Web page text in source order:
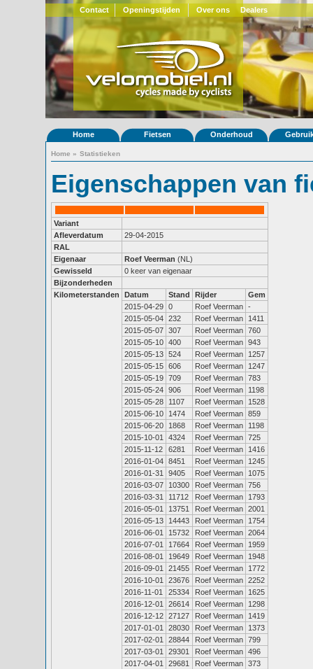
Contact Openingstijden Over ons Dealers
Home Fietsen Onderhoud
Home » Statistieken
Eigenschappen van
Variant
Afleverdatum
29-04-2015
RAL
Eigenaar
Roef Veerman (NL)
Gewisseld
0 keer van eigenaar
Bijzonderheden
Kilometerstanden
Datum Stand Rijder
Gem
2015-04-29 0 Roef Veerman -
2015-05-04 232 Roef Veerman
1411
2015-05-07 307 Roef Veerman 760
2015-05-10 400 Roef Veerman 943
2015-05-13 524 Roef Veerman
1257
2015-05-15 606 Roef Veerman
1247
2015-05-19 709 Roef Veerman 783
2015-05-24 906 Roef Veerman
1198
2015-05-28
1107 Roef Veerman
1528
2015-06-10
1474 Roef Veerman 859
2015-06-20
1868 Roef Veerman
1198
2015-10-01
4324 Roef Veerman 725
2015-11-12
6281 Roef Veerman
1416
2016-01-04 8451 Roef Veerman
1245
2016-01-31
9405 Roef Veerman
1075
2016-03-07
10300 Roef Veerman 756
2016-03-31
11712 Roef Veerman
1793
2016-05-01
13751 Roef Veerman 2001
2016-05-13
14443 Roef Veerman
1754
2016-06-01
15732 Roef Veerman 2064
2016-07-01
17664 Roef Veerman
1959
2016-08-01
19649 Roef Veerman
1948
2016-09-01
21455 Roef Veerman
1772
2016-10-01
23676 Roef Veerman 2252
2016-11-01
25334 Roef Veerman
1625
2016-12-01
26614 Roef Veerman
1298
2016-12-12 27127 Roef Veerman
1419
2017-01-01
28030 Roef Veerman
1373
2017-02-01
28844 Roef Veerman 799
2017-03-01
29301 Roef Veerman 496
2017-04-01
29681 Roef Veerman 373